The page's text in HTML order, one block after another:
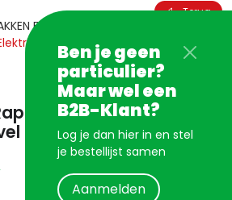
Ben je geen
particulier?
Maar wel een
B2B-Klant?
Log je dan hier in en stel
je bestellijst samen
Aanmelden
EN VERZENDEN
Terug
5025E elektrisch